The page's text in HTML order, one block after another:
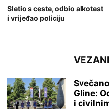
Sletio s ceste, odbio alkotest
i vrijeđao policiju
Gline:
i